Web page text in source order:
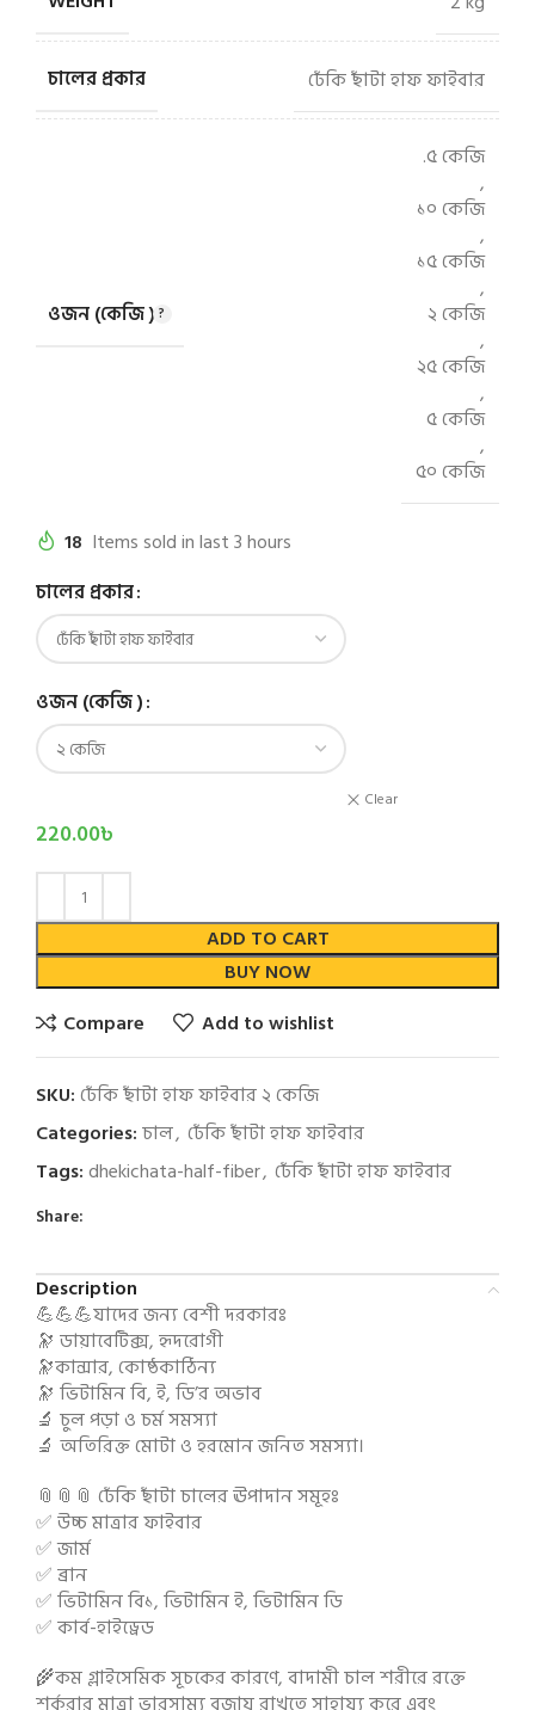
চালের প্রকার ঢেঁকি ছাঁটা হাফ ফাইবার
ওজন (কেজি )
.৫ কেজি
,
১০ কেজি
,
১৫ কেজি
,
২ কেজি
,
২৫ কেজি
,
৫ কেজি
,
৫০ কেজি
18 Items sold in last 3 hours
চালের প্রকার
ওজন (কেজি )
Clear
220.00৳
ADD TO CART
BUY NOW
Compare
Add to wishlist
SKU:ঢেঁকি ছাঁটা হাফ ফাইবার ২ কেজি
Categories:চাল, ঢেঁকি ছাঁটা হাফ ফাইবার
Tags:dhekichata-half-fiber, ঢেঁকি ছাঁটা হাফ ফাইবার
Share:
Description
💪💪💪যাদের জন্য বেশী দরকারঃ
🔭 ডায়াবেটিক্স, হৃদরোগী
🔭কান্সার, কোষ্ঠকাঠিন্য
🔭 ভিটামিন বি, ই, ডি’র অভাব
🔬 চুল পড়া ও চর্ম সমস্যা
🔬 অতিরিক্ত মোটা ও হরমোন জনিত সমস্যা।
📎📎📎 ঢেঁকি ছাঁটা চালের ঊপাদান সমূহঃ
✅ উচ্চ মাত্রার ফাইবার
✅ জার্ম
✅ ব্রান
✅ ভিটামিন বি১, ভিটামিন ই, ভিটামিন ডি
✅ কার্ব-হাইড্রেড
🌾কম গ্লাইসেমিক সূচকের কারণে, বাদামী চাল শরীরে রক্তে